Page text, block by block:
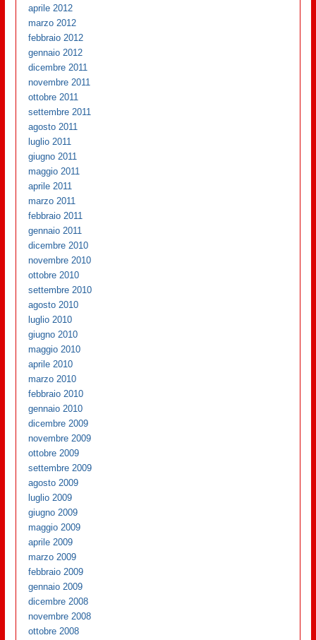
aprile 2012
marzo 2012
febbraio 2012
gennaio 2012
dicembre 2011
novembre 2011
ottobre 2011
settembre 2011
agosto 2011
luglio 2011
giugno 2011
maggio 2011
aprile 2011
marzo 2011
febbraio 2011
gennaio 2011
dicembre 2010
novembre 2010
ottobre 2010
settembre 2010
agosto 2010
luglio 2010
giugno 2010
maggio 2010
aprile 2010
marzo 2010
febbraio 2010
gennaio 2010
dicembre 2009
novembre 2009
ottobre 2009
settembre 2009
agosto 2009
luglio 2009
giugno 2009
maggio 2009
aprile 2009
marzo 2009
febbraio 2009
gennaio 2009
dicembre 2008
novembre 2008
ottobre 2008